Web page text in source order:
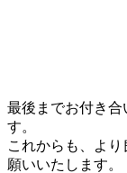
最後までお付き合
す。
これからも、よ
願いいたします。